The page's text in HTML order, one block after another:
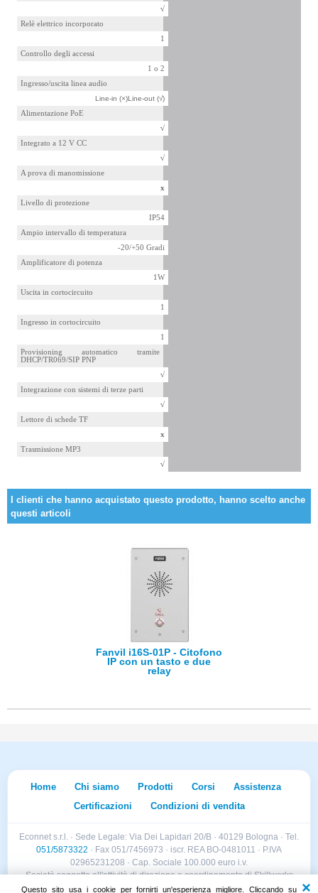
Questo sito usa i cookie per fornirti un'esperienza migliore. Cliccando su
√
Relè elettrico incorporato
1
Controllo degli accessi
1 o 2
Ingresso/uscita linea audio
Line-in (×)Line-out (√)
Alimentazione PoE
√
Integrato a 12 V CC
√
A prova di manomissione
x
Livello di protezione
IP54
Ampio intervallo di temperatura
-20/+50 Gradi
Amplificatore di potenza
1W
Uscita in cortocircuito
1
Ingresso in cortocircuito
1
Provisioning automatico tramite
DHCP/TR069/SIP PNP
√
Integrazione con sistemi di terze parti
√
Lettore di schede TF
x
Trasmissione MP3
√
I clienti che hanno acquistato questo prodotto, hanno scelto anche
questi articoli
Fanvil i16S-01P - Citofono
IP con un tasto e due
relay
Home Chi siamo Prodotti Corsi
Assistenza
Certificazioni
Condizioni di vendita
Econnet s.r.l. · Sede Legale: Via Dei Lapidari 20/B · 40129 Bologna · Tel.
051/5873322 · Fax 051/7456973 · iscr. REA BO-0481011 · P.IVA
02965231208 · Cap. Sociale 100.000 euro i.v.
Società soggetta all'attività di direzione e coordinamento di Skillworks
Holding s.r.l. · Sede Legale: Via Vittorio Emanuele II 28 · Roncadelle (BS)